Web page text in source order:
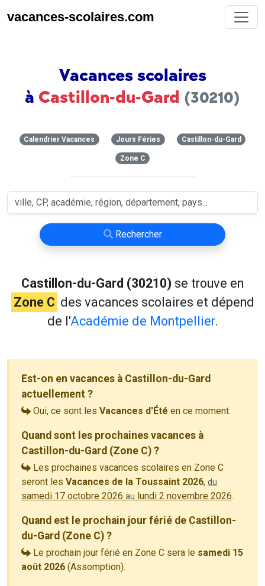
vacances-scolaires.com
Vacances scolaires
à Castillon-du-Gard (30210)
Calendrier Vacances Jours Féries Castillon-du-Gard
Zone C
Rechercher
Castillon-du-Gard (30210) se trouve en
Zone C des vacances scolaires et dépend
de l'Académie de Montpellier.
Est-on en vacances à Castillon-du-Gard
actuellement ?
Oui, ce sont les Vacances d'Été en ce moment.
Quand sont les prochaines vacances à
Castillon-du-Gard (Zone C) ?
Les prochaines vacances scolaires en Zone C
seront les Vacances de la Toussaint 2026, du
samedi 17 octobre 2026 au lundi 2 novembre 2026.
Quand est le prochain jour férié de Castillon-
du-Gard (Zone C) ?
Le prochain jour férié en Zone C sera le samedi 15
août 2026 (Assomption).